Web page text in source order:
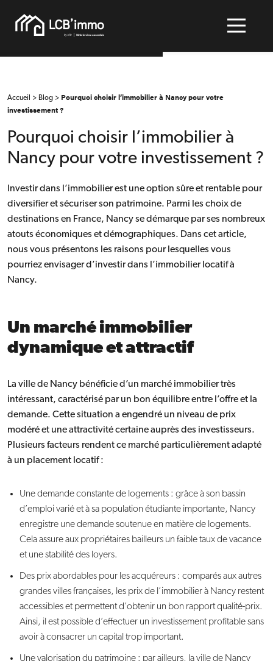
Accueil > Blog > Pourquoi choisir l’immobilier à Nancy pour votre
investissement ?
Pourquoi choisir l’immobilier à
Nancy pour votre investissement ?
Investir dans l’immobilier est une option sûre et rentable pour
diversifier et sécuriser son patrimoine. Parmi les choix de
destinations en France, Nancy se démarque par ses nombreux
atouts économiques et démographiques. Dans cet article,
nous vous présentons les raisons pour lesquelles vous
pourriez envisager d’investir dans l’immobilier locatif à
Nancy.
Un marché immobilier
dynamique et attractif
La ville de Nancy bénéficie d’un marché immobilier très
intéressant, caractérisé par un bon équilibre entre l’offre et la
demande. Cette situation a engendré un niveau de prix
modéré et une attractivité certaine auprès des investisseurs.
Plusieurs facteurs rendent ce marché particulièrement adapté
à un placement locatif :
Une demande constante de logements : grâce à son bassin
d’emploi varié et à sa population étudiante importante, Nancy
enregistre une demande soutenue en matière de logements.
Cela assure aux propriétaires bailleurs un faible taux de vacance
et une stabilité des loyers.
Des prix abordables pour les acquéreurs : comparés aux autres
grandes villes françaises, les prix de l’immobilier à Nancy restent
accessibles et permettent d’obtenir un bon rapport qualité-prix.
Ainsi, il est possible d’effectuer un investissement profitable sans
avoir à consacrer un capital trop important.
Une valorisation du patrimoine : par ailleurs, la ville de Nancy